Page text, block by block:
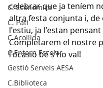
C. Economica
C. Pati
C.Acollida
C.Entorn Escolar
Gestió Serveis AESA
C.Biblioteca
celebrar que ja teníem
altra festa conjunta i, de
l'estiu, ja l'estan pensant
Completarem el nostre
l'ocasió bé s'ho val!